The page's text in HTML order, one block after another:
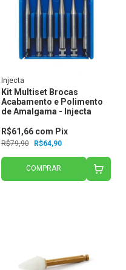
Injecta
Kit Multiset Brocas
Acabamento e Polimento
de Amalgama - Injecta
R$79,90 R$64,90
R$61,66 com Pix
COMPRAR